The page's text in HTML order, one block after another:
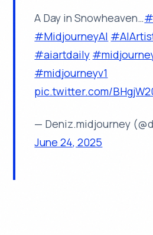
A Day in Snowheaven…
#MidjourneyAI
#aiartdaily
#midjourneyv1
pic.twitter.com/
— Deniz.midjourney
June 24, 2025